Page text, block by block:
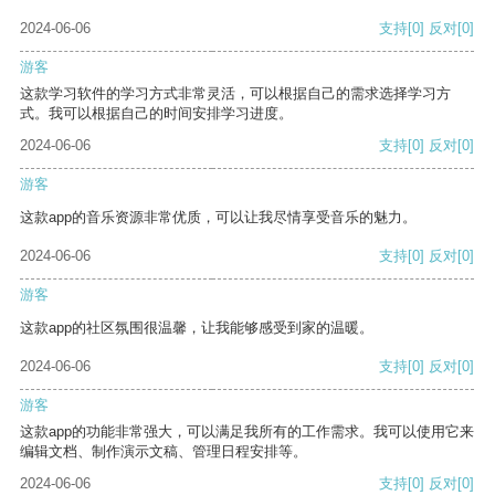
2024-06-06 支持[0] 反对[0]
游客
这款学习软件的学习方式非常灵活，可以根据自己的需求选择学习方
式。我可以根据自己的时间安排学习进度。
2024-06-06
支持[0] 反对[0]
游客
这款app的音乐资源非常优质，可以让我尽情享受音乐的魅力。
2024-06-06 支持[0] 反对[0]
游客
这款app的社区氛围很温馨，让我能够感受到家的温暖。
2024-06-06 支持[0] 反对[0]
游客
这款app的功能非常强大，可以满足我所有的工作需求。我可以使用它来
编辑文档、制作演示文稿、管理日程安排等。
2024-06-06
支持[0] 反对[0]